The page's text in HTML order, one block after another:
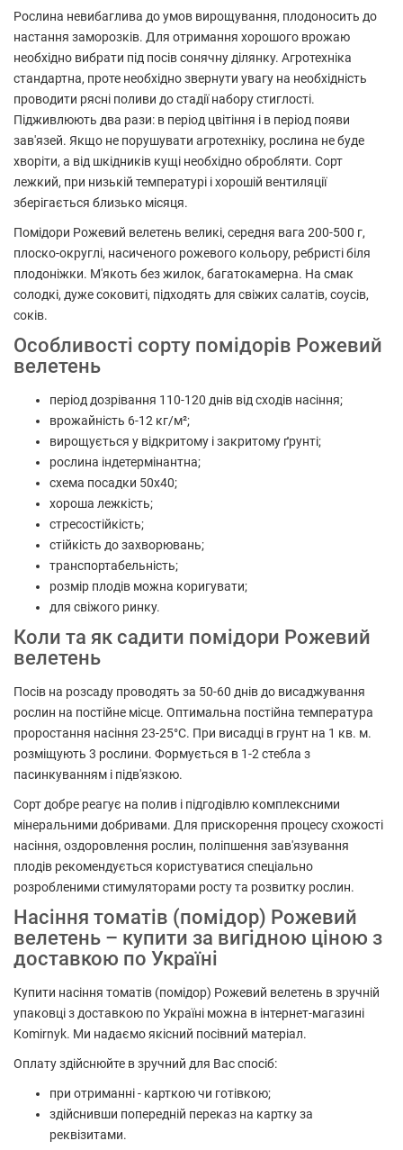
Рослина невибаглива до умов вирощування, плодоносить до
настання заморозків. Для отримання хорошого врожаю
необхідно вибрати під посів сонячну ділянку. Агротехніка
стандартна, проте необхідно звернути увагу на необхідність
проводити рясні поливи до стадії набору стиглості.
Підживлюють два рази: в період цвітіння і в період появи
зав'язей. Якщо не порушувати агротехніку, рослина не буде
хворіти, а від шкідників кущі необхідно обробляти. Сорт
лежкий, при низькій температурі і хорошій вентиляції
зберігається близько місяця.
Помідори Рожевий велетень великі, середня вага 200-500 г,
плоско-округлі, насиченого рожевого кольору, ребристі біля
плодоніжки. М'якоть без жилок, багатокамерна. На смак
солодкі, дуже соковиті, підходять для свіжих салатів, соусів,
соків.
Особливості сорту помідорів Рожевий
велетень
період дозрівання 110-120 днів від сходів насіння;
врожайність 6-12 кг/м²;
вирощується у відкритому і закритому ґрунті;
рослина індетермінантна;
схема посадки 50х40;
хороша лежкість;
стресостійкість;
стійкість до захворювань;
транспортабельність;
розмір плодів можна коригувати;
для свіжого ринку.
Коли та як садити помідори Рожевий
велетень
Посів на розсаду проводять за 50-60 днів до висаджування
рослин на постійне місце. Оптимальна постійна температура
проростання насіння 23-25°С. При висадці в грунт на 1 кв. м.
розміщують 3 рослини. Формується в 1-2 стебла з
пасинкуванням і підв'язкою.
Сорт добре реагує на полив і підгодівлю комплексними
мінеральними добривами. Для прискорення процесу схожості
насіння, оздоровлення рослин, поліпшення зав'язування
плодів рекомендується користуватися спеціально
розробленими стимуляторами росту та розвитку рослин.
Насіння томатів (помідор) Рожевий
велетень – купити за вигідною ціною з
доставкою по Україні
Купити насіння томатів (помідор) Рожевий велетень в зручній
упаковці з доставкою по Україні можна в інтернет-магазині
Komirnyk. Ми надаємо якісний посівний матеріал.
Оплату здійснюйте в зручний для Вас спосіб:
при отриманні - карткою чи готівкою;
здійснивши попередній переказ на картку за
реквізитами.